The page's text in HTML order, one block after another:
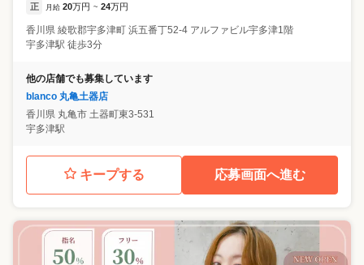
正 月給 20万円 ~ 24万円
香川県 綾歌郡宇多津町 浜五番丁52-4 アルファビル宇多津1階
宇多津駅 徒歩3分
他の店舗でも募集しています
blanco 丸亀土器店
香川県 丸亀市 土器町東3-531
宇多津駅
キープする 応募画面へ進む